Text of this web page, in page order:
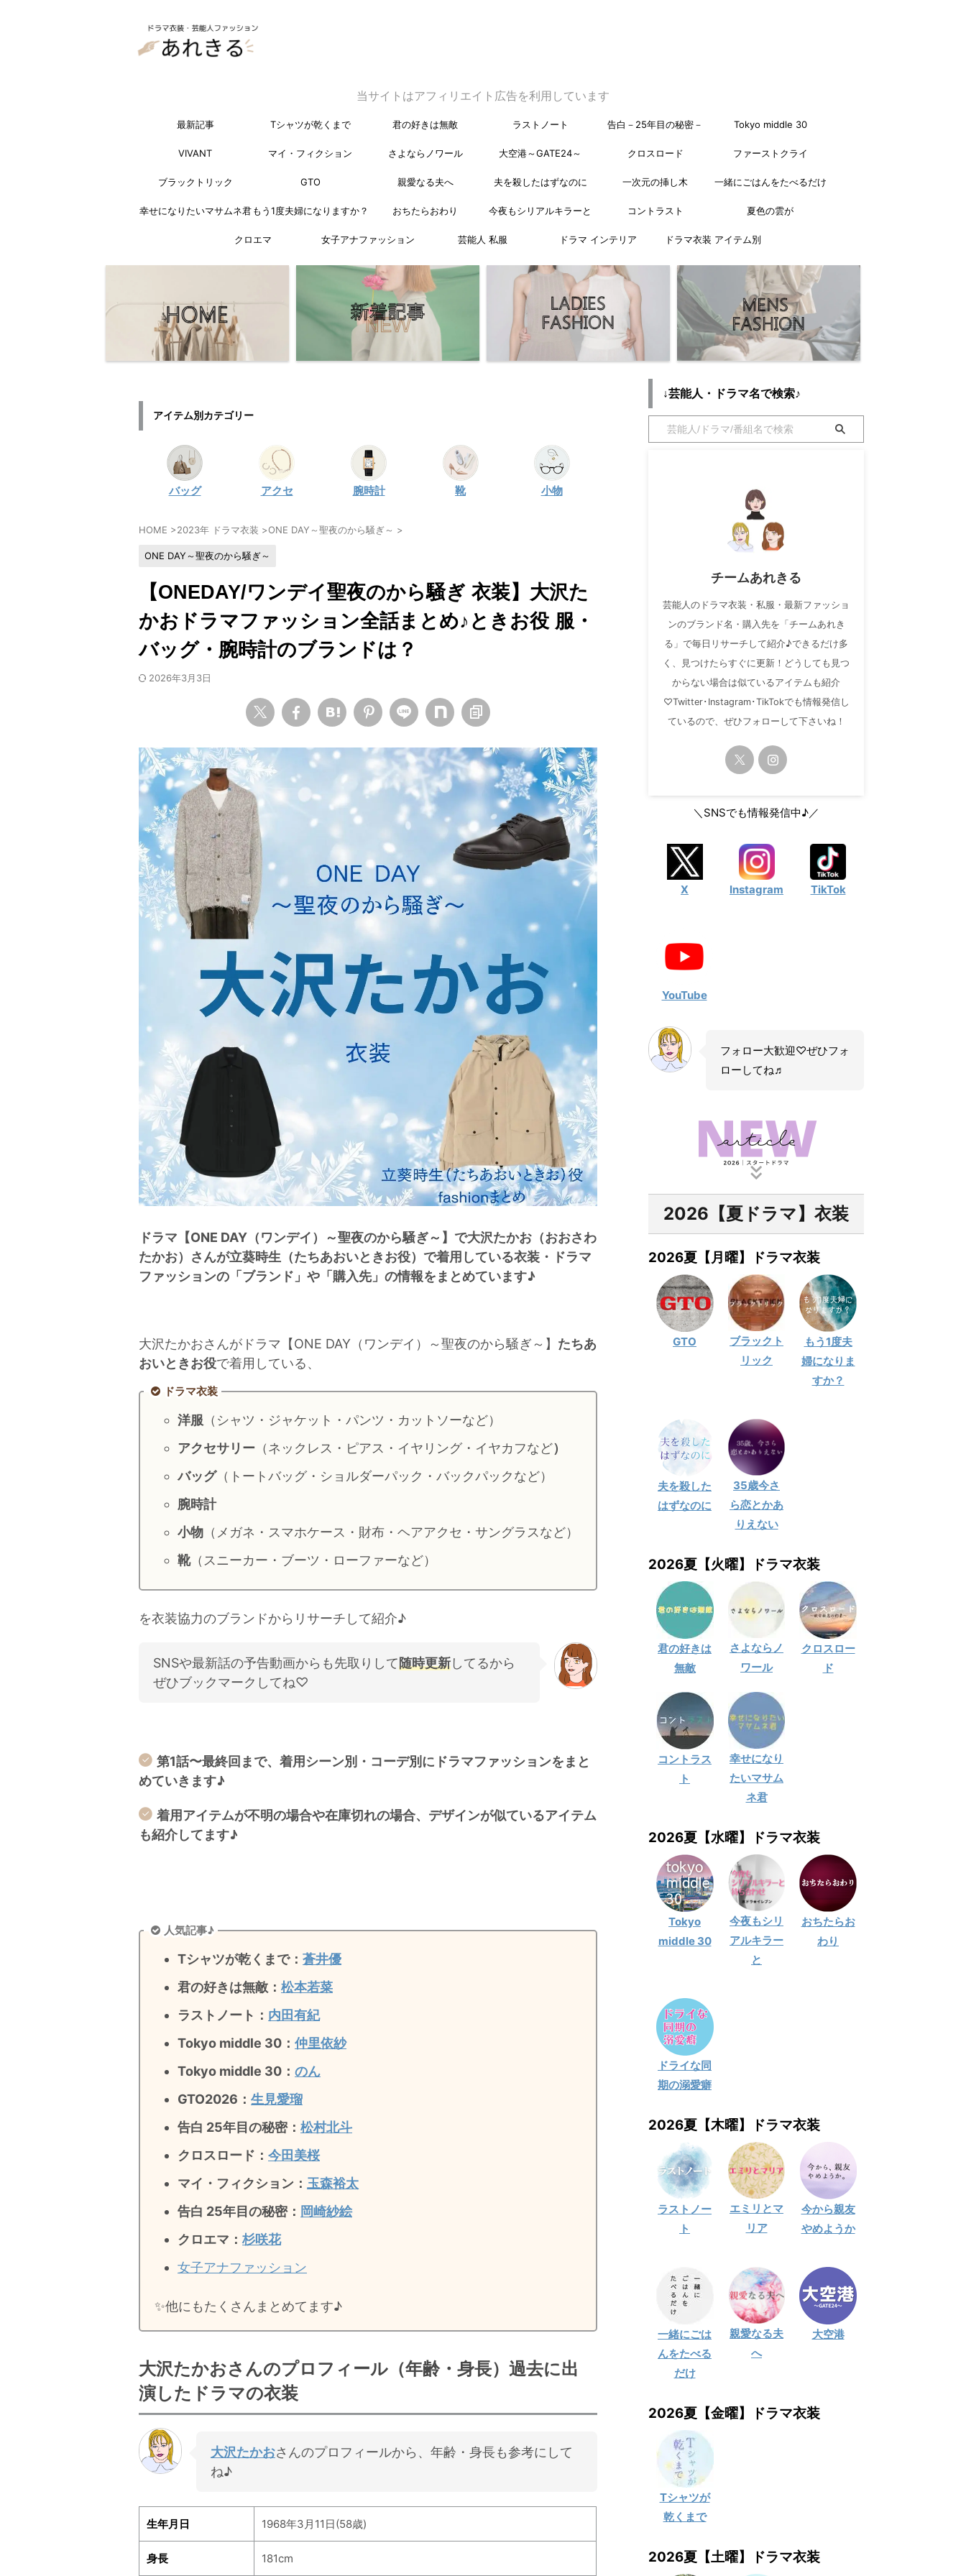
当サイトはアフィリエイト広告を利用しています
最新記事 Tシャツが乾くまで 君の好きは無敵 ラストノート 告白－25年目の秘密－ Tokyo middle 30
VIVANT マイ・フィクション さよならノワール 大空港～GATE24～ クロスロード ファーストクライ
ブラックトリック GTO 親愛なる夫へ 夫を殺したはずなのに 一次元の挿し木 一緒にごはんをたべるだけ
幸せになりたいマサムネ君 もう1度夫婦になりますか？ おちたらおわり 今夜もシリアルキラーと コントラスト 夏色の雲が
クロエマ 女子アナファッション 芸能人 私服 ドラマ インテリア ドラマ衣装 アイテム別
アイテム別カテゴリー
バッグ アクセ 腕時計 靴 小物
HOME >2023年 ドラマ衣装 >ONE DAY～聖夜のから騒ぎ～ >
ONE DAY～聖夜のから騒ぎ～
【ONEDAY/ワンデイ聖夜のから騒ぎ 衣装】大沢た
かおドラマファッション全話まとめ♪ときお役 服・
バッグ・腕時計のブランドは？
2026年3月3日
ドラマ【ONE DAY（ワンデイ）～聖夜のから騒ぎ～】で大沢たかお（おおさわ
たかお）さんが立葵時生（たちあおいときお役）で着用している衣装・ドラマ
ファッションの「ブランド」や「購入先」の情報をまとめています♪
大沢たかおさんがドラマ【ONE DAY（ワンデイ）～聖夜のから騒ぎ～】 たちあ
おいときお役で着用している、
ドラマ衣装
洋服 （シャツ・ジャケット・パンツ・カットソーなど）
アクセサリー （ネックレス・ピアス・イヤリング・イヤカフなど）
バッグ（トートバッグ・ショルダーパック・バックパックなど）
腕時計
小物 （メガネ・スマホケース・財布・ヘアアクセ・サングラスなど）
靴（スニーカー・ブーツ・ローファーなど）
を衣装協力のブランドからリサーチして紹介♪
SNSや最新話の予告動画からも先取りして随時更新してるから
ぜひブックマークしてね♡
第1話〜最終回まで、着用シーン別・コーデ別にドラマファッションをまと
めていきます♪
着用アイテムが不明の場合や在庫切れの場合、デザインが似ているアイテム
も紹介してます♪
人気記事♪
Tシャツが乾くまで： 蒼井優
君の好きは無敵 ： 松本若菜
ラストノート ： 内田有紀
Tokyo middle 30： 仲里依紗
Tokyo middle 30： のん
GTO2026： 生見愛瑠
告白 25年目の秘密： 松村北斗
クロスロード： 今田美桜
マイ・フィクション： 玉森裕太
告白 25年目の秘密： 岡崎紗絵
クロエマ： 杉咲花
女子アナファッション
✨️他にもたくさんまとめてます♪
大沢たかおさんのプロフィール（年齢・身長）過去に出
演したドラマの衣装
大沢たかおさんのプロフィールから、年齢・身長も参考にして
ね♪
生年月日 1968年3月11日(58歳)
身長 181cm
↓芸能人・ドラマ名で検索♪
チームあれきる
芸能人のドラマ衣装・私服・最新ファッショ
ンのブランド名・購入先を「チームあれき
る」で毎日リサーチして紹介♪できるだけ多
く、見つけたらすぐに更新！どうしても見つ
からない場合は似ているアイテムも紹介
♡Twitter･Instagram･TikTokでも情報発信し
ているので、ぜひフォローして下さいね！
＼SNSでも情報発信中♪／
X Instagram TikTok
YouTube
フォロー大歓迎♡ぜひフォ
ローしてね♬
2026【夏ドラマ】衣装
2026夏【月曜】ドラマ衣装
GTO
ブラックト
リック
もう1度夫
婦になりま
すか？
夫を殺した
はずなのに
35歳今さ
ら恋とかあ
りえない
2026夏【火曜】ドラマ衣装
君の好きは
無敵
さよならノ
ワール
クロスロー
ド
コントラス
ト
幸せになり
たいマサム
ネ君
2026夏【水曜】ドラマ衣装
Tokyo
middle 30
今夜もシリ
アルキラー
と
おちたらお
わり
ドライな同
期の溺愛癖
2026夏【木曜】ドラマ衣装
ラストノー
ト
エミリとマ
リア
今から親友
やめようか
一緒にごは
んをたべる
だけ
親愛なる夫
へ
大空港
2026夏【金曜】ドラマ衣装
Tシャツが
乾くまで
2026夏【土曜】ドラマ衣装